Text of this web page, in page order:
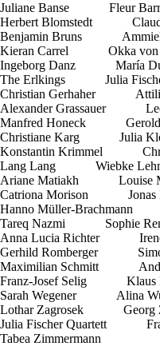
Juliane Banse
Fleur
Herbert Blomstedt
Benjamin Bruns
Kieran Carrel
Okka von
Ingeborg Danz
María
The Erlkings
Julia
Christian Gerhaher
Alexander Grassauer
Manfred Honeck
Christiane Karg
Julia
Konstantin Krimmel
Lang Lang
Wiebke
Ariane Matiakh
Louise
Catriona Morison
Hanno Müller-Brachmann
Tareq Nazmi
Sophie
Anna Lucia Richter
Gerhild Romberger
Maximilian Schmitt
Franz-Josef Selig
Klaus
Sarah Wegener
Alina
Lothar Zagrosek
Georg
Julia Fischer Quartett
Tabea Zimmermann